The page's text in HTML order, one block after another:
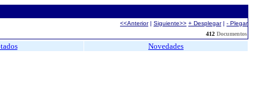
<<Anterior| Siguiente>> + Desplegar| - Plegar
412 Documentos
Novedades